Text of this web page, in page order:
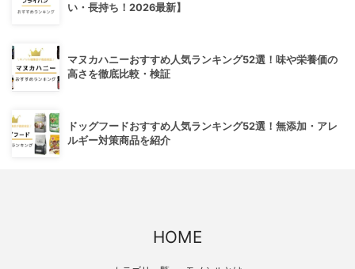
い・長持ち！2026最新】
マヌカハニーおすすめ人気ランキング52選！味や栄養価の
高さを徹底比較・検証
ドッグフードおすすめ人気ランキング52選！無添加・アレ
ルギー対策商品を紹介
HOME